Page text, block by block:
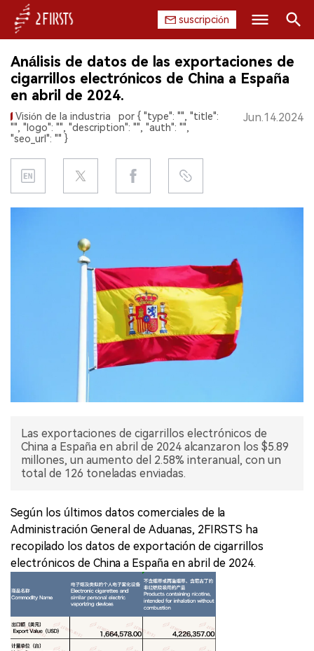
suscripción
INICIO
EMPRESA
PRODUCTO
REGULACIÓN
CHINA
Buscar
Análisis de datos de las exportaciones de
cigarrillos electrónicos de China a España
en abril de 2024.
Visión de la industria
por { "type": "", "title":
"", "logo": "", "description": "", "auth": "",
"seo_url": "" }
Jun.14.2024
Las exportaciones de cigarrillos electrónicos de
China a España en abril de 2024 alcanzaron los $5.89
millones, un aumento del 2.58% interanual, con un
total de 126 toneladas enviadas.
Según los últimos datos comerciales de la
Administración General de Aduanas, 2FIRSTS ha
recopilado los datos de exportación de cigarrillos
electrónicos de China a España en abril de 2024.